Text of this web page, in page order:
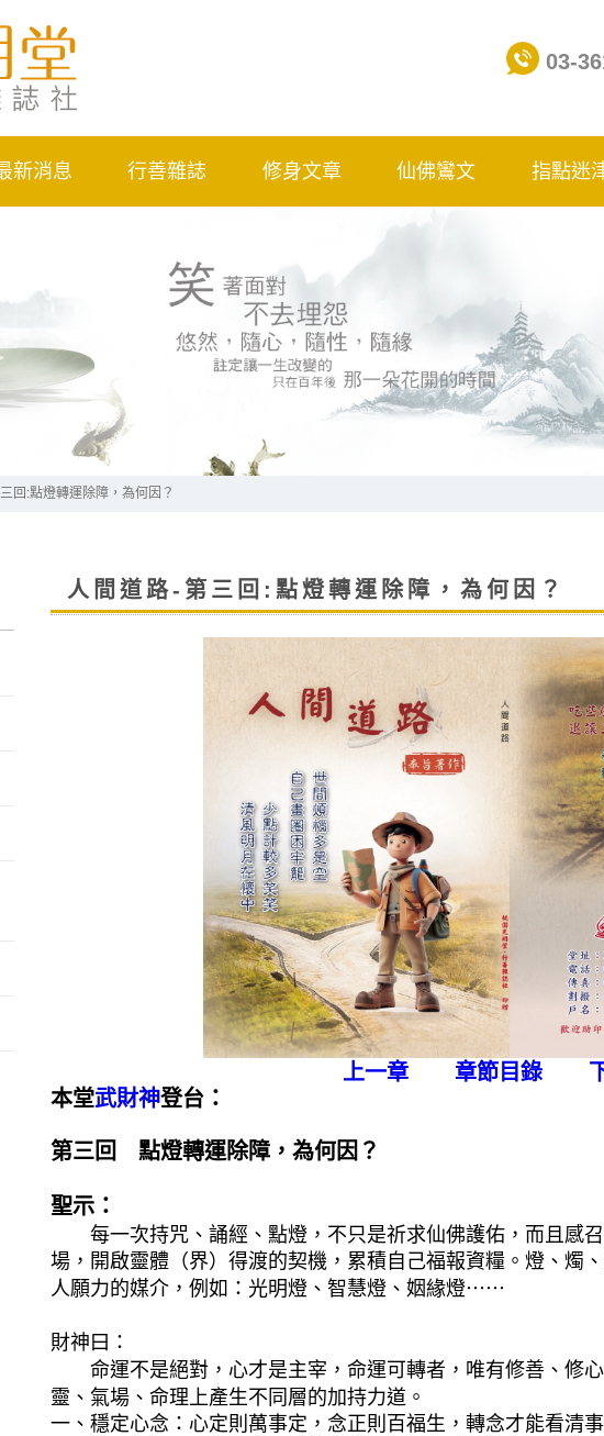
03-
新消息 行善雜誌 修身文章 仙佛鸞文 指點迷
回:點燈轉運除障，為何因？
人間道路-第三回:點燈轉運除障，為何因？
上一章 章節目錄
本堂武財神登台：
第三回 點燈轉運除障，為何因？
聖示：
每一次持咒、誦經、點燈，不只是祈求仙佛護佑，而且感
場，開啟靈體（界）得渡的契機，累積自己福報資糧。燈、燭
人願力的媒介，例如：光明燈、智慧燈、姻緣燈⋯⋯
財神曰：
命運不是絕對，心才是主宰，命運可轉者，唯有修善、修
靈、氣場、命理上產生不同層的加持力道。
一、穩定心念：心定則萬事定，念正則百福生，轉念才能看清